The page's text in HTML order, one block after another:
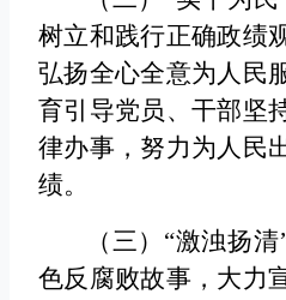
树立和践行正确政绩
弘扬全心全意为人民
育引导党员、干部坚
律办事，努力为人民
绩。
（三）“激浊扬
色反腐败故事，大力